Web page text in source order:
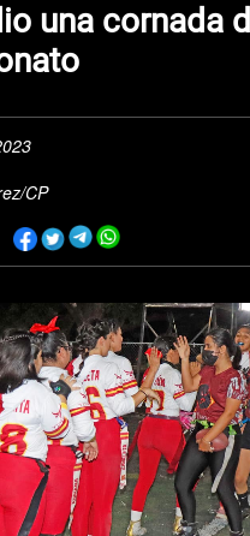
una cornada
CP